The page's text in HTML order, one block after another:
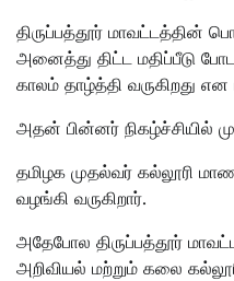
திருப்பத்தூர் மாவட்டத்தின்
அனைத்து திட்ட மதிப்பீடு
காலம் தாழ்த்தி வருகிறது
அதன் பின்னர் நிகழ்ச்சியில்
தமிழக முதல்வர் கல்லூரி
வழங்கி வருகிறார்.
அதேபோல திருப்பத்தூர்
அறிவியல் மற்றும் கலை